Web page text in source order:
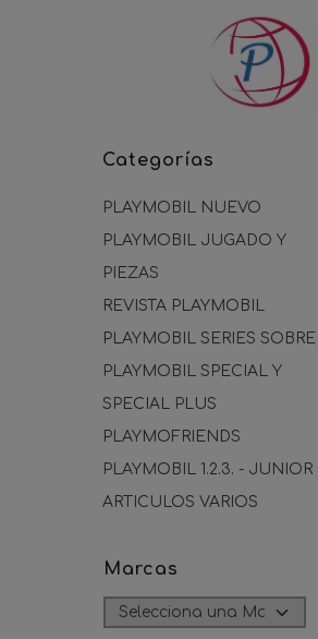
Categorías
PLAYMOBIL NUEVO
PLAYMOBIL JUGADO Y
PIEZAS
REVISTA PLAYMOBIL
PLAYMOBIL SERIES SOBRE
PLAYMOBIL SPECIAL Y
SPECIAL PLUS
PLAYMOFRIENDS
PLAYMOBIL 1.2.3. - JUNIOR
ARTICULOS VARIOS
Marcas